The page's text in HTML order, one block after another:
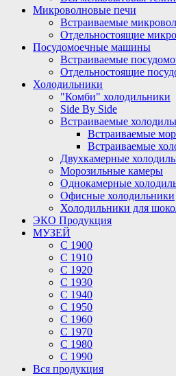
Микроволновые печи
Встраиваемые
Отдельностоящие
Посудомоечные машины
Встраиваемые
Отдельностоящие
Холодильники
"Комби" холодильники
Side By Side
Встраиваемые
Встраиваемые
Встраиваемые
Двухкамерные
Морозильные камеры
Однокамерные
Офисные холодильники
Холодильники для
ЭКО Продукция
МУЗЕЙ
С 1900
С 1910
C 1920
С 1930
С 1940
С 1950
С 1960
С 1970
С 1980
С 1990
Вся продукция